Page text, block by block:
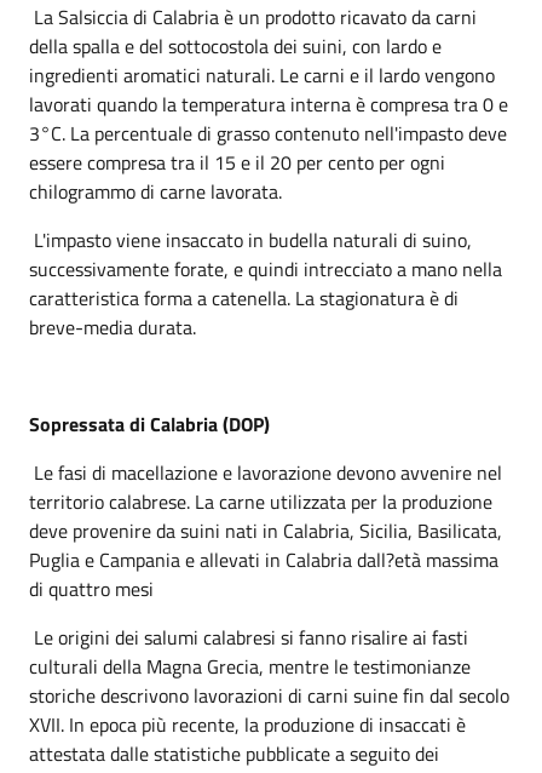
La Salsiccia di Calabria è un prodotto ricavato da carni
della spalla e del sottocostola dei suini, con lardo e
ingredienti aromatici naturali. Le carni e il lardo vengono
lavorati quando la temperatura interna è compresa tra 0 e
3°C. La percentuale di grasso contenuto nell'impasto deve
essere compresa tra il 15 e il 20 per cento per ogni
chilogrammo di carne lavorata.
L'impasto viene insaccato in budella naturali di suino,
successivamente forate, e quindi intrecciato a mano nella
caratteristica forma a catenella. La stagionatura è di
breve-media durata.
Sopressata di Calabria (DOP)
Le fasi di macellazione e lavorazione devono avvenire nel
territorio calabrese. La carne utilizzata per la produzione
deve provenire da suini nati in Calabria, Sicilia, Basilicata,
Puglia e Campania e allevati in Calabria dall?età massima
di quattro mesi
Le origini dei salumi calabresi si fanno risalire ai fasti
culturali della Magna Grecia, mentre le testimonianze
storiche descrivono lavorazioni di carni suine fin dal secolo
XVII. In epoca più recente, la produzione di insaccati è
attestata dalle statistiche pubblicate a seguito dei